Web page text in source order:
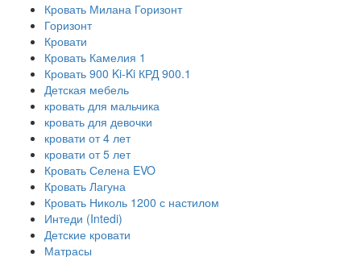
Кровать Милана Горизонт
Горизонт
Кровати
Кровать Камелия 1
Кровать 900 Ki-Ki КРД 900.1
Детская мебель
кровать для мальчика
кровать для девочки
кровати от 4 лет
кровати от 5 лет
Кровать Селена EVO
Кровать Лагуна
Кровать Николь 1200 с настилом
Интеди (Intedi)
Детские кровати
Матрасы